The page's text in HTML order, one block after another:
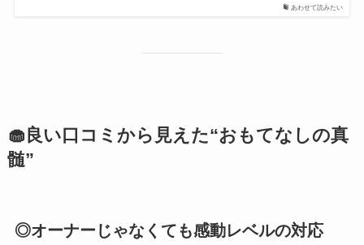
あわせて読みたい
🧁良い口コミから見えた“おもてなしの真
髄”
◎オーナーじゃなくても感動レベルの対応